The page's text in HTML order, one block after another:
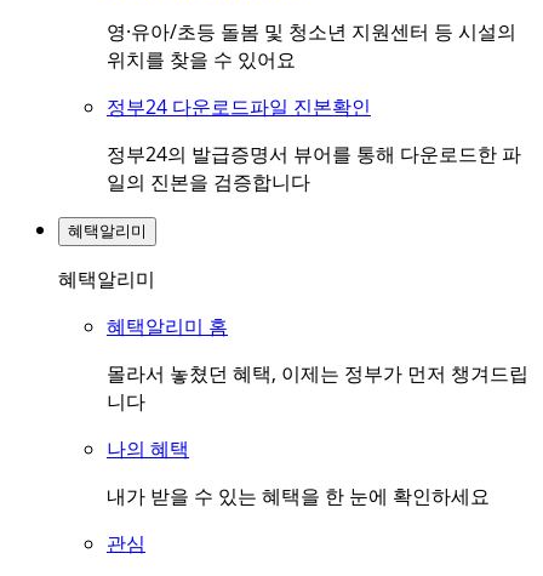
영·유아/초등 돌봄 및 청소년 지원센터 등 시설의
위치를 찾을 수 있어요
정부24 다운로드파일 진본확인
정부24의 발급증명서 뷰어를 통해 다운로드한 파
일의 진본을 검증합니다
혜택알리미
혜택알리미
혜택알리미 홈
몰라서 놓쳤던 혜택, 이제는 정부가 먼저 챙겨드립
니다
나의 혜택
내가 받을 수 있는 혜택을 한 눈에 확인하세요
관심